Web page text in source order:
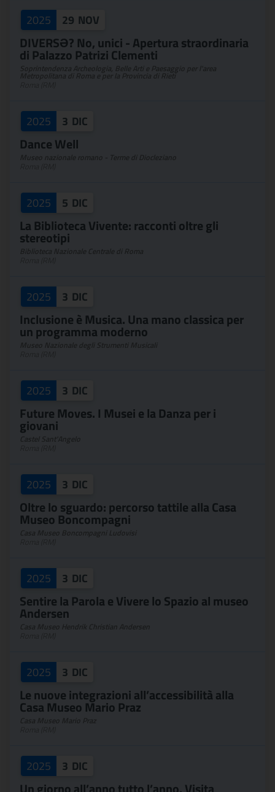
2025 29 NOV
DIVERSƏ? No, unici - Apertura straordinaria
di Palazzo Patrizi Clementi
2025 3 DIC
Dance Well
2025 5 DIC
La Biblioteca Vivente: racconti oltre gli
stereotipi
2025 3 DIC
Inclusione è Musica. Una mano classica per
un programma moderno
2025 3 DIC
Future Moves. I Musei e la Danza per i
giovani
2025 3 DIC
Oltre lo sguardo: percorso tattile alla Casa
Museo Boncompagni
2025 3 DIC
Sentire la Parola e Vivere lo Spazio al museo
Andersen
2025 3 DIC
Le nuove integrazioni all’accessibilità alla
Casa Museo Mario Praz
2025 3 DIC